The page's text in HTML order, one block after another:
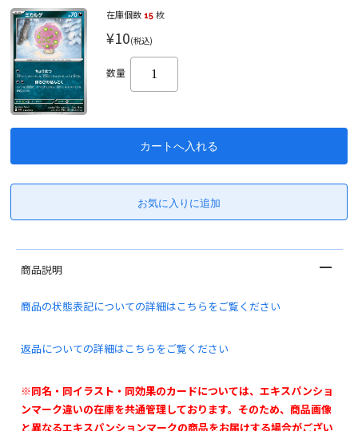
在庫個数 15 枚
¥10(税込)
数量
商品説明
商品の状態表記についての詳細はこちらをご覧ください
返品についての詳細はこちらをご覧ください
※同名・同イラスト・同効果のカードについては、エキスパンショ
ンマーク違いの在庫を共通管理しております。そのため、商品画像
と異なるエキスパンションマークの商品をお届けする場合がござい